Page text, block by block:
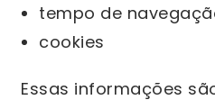
tempo de
cookies
Essas informações